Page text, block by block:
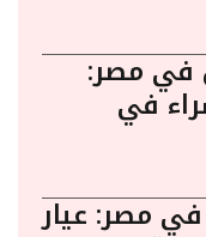
في مصر:
6745 للشراء في
في مصر: عيار